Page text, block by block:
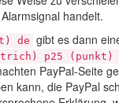
handelt.
de gibt es dann
p25 (punkt)
PayPal-Seite
kann, die PayPal